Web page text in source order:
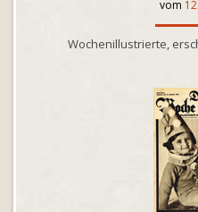
vom
Wochenillustrierte,